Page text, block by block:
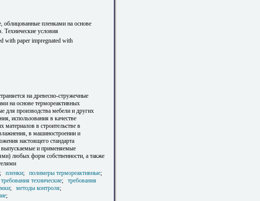
облицованные пленками на основе
Технические условия
with paper impregnated with
на древесно-стружечные
на основе термореактивных
для производства мебели и других
использования в качестве
материалов в строительстве в
в машиностроении и
настоящего стандарта
выпускаемые и применяемые
любых форм собственности, а также
; пленки; полимеры термореактивные;
требования технические; требования
; методы контроля;
;